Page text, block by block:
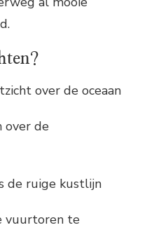
over de oceaan
over de
de ruige kustlijn
vuurtoren te